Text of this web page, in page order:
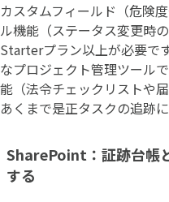
カスタムフィールド（危険
ル機能（ステータス変更時
Starterプラン以上が必要で
なプロジェクト管理ツール
能（法令チェックリストや
あくまで是正タスクの追跡
SharePoint：証跡台帳
する